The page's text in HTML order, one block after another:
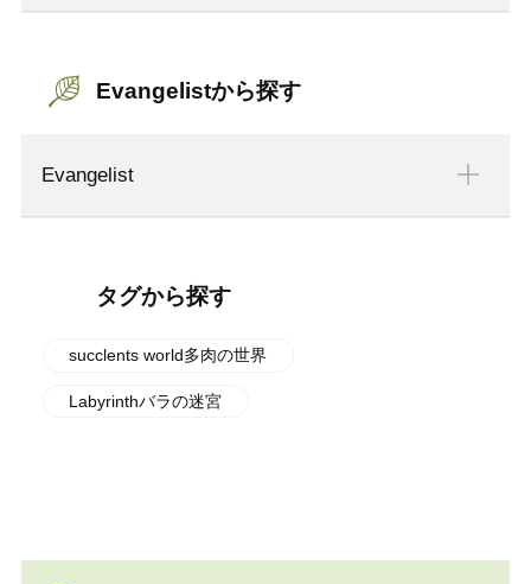
Evangelistから探す
Evangelist
タグから探す
succlents world多肉の世界
Labyrinthバラの迷宮